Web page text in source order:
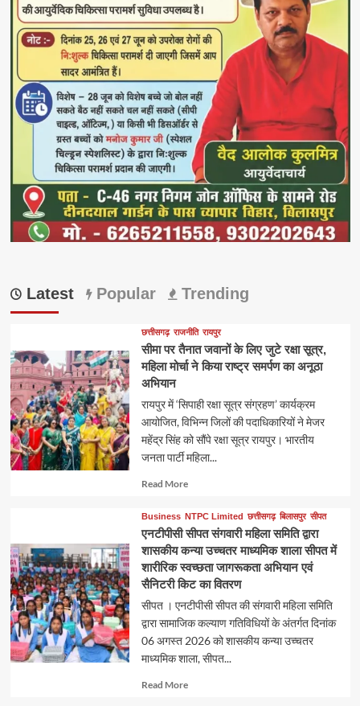
Latest Popular Trending
छत्तीसगढ़ राजनीति रायपुर
सीमा पर तैनात जवानों के लिए जुटे रक्षा सूत्र,
महिला मोर्चा ने किया राष्ट्र समर्पण का अनूठा
अभियान
रायपुर में ‘सिपाही रक्षा सूत्र संग्रहण’ कार्यक्रम
आयोजित, विभिन्न जिलों की पदाधिकारियों ने मेजर
महेंद्र सिंह को सौंपे रक्षा सूत्र रायपुर। भारतीय
जनता पार्टी महिला...
Read MoreRead
about
Business NTPC Limited छत्तीसगढ़ बिलासपुर सीपत
एनटीपीसी सीपत संगवारी महिला समिति द्वारा
शासकीय कन्या उच्चतर माध्यमिक शाला सीपत में
शारीरिक स्वच्छता जागरूकता अभियान एवं
सैनिटरी किट का वितरण
सीपत । एनटीपीसी सीपत की संगवारी महिला समिति
द्वारा सामाजिक कल्याण गतिविधियों के अंतर्गत दिनांक
06 अगस्त 2026 को शासकीय कन्या उच्चतर
माध्यमिक शाला, सीपत...
Read MoreRead